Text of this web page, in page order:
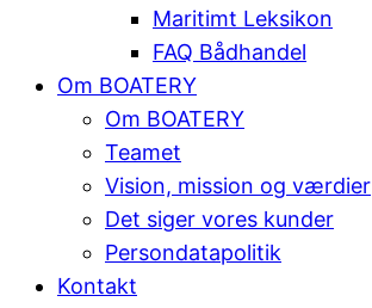
Maritimt Leksikon
FAQ Bådhandel
Om BOATERY
Om BOATERY
Teamet
Vision, mission og værdier
Det siger vores kunder
Persondatapolitik
Kontakt